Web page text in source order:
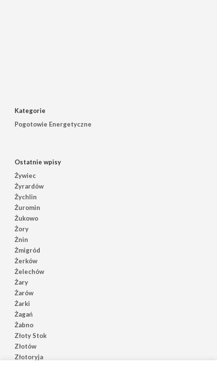
Kategorie
Pogotowie Energetyczne
Ostatnie wpisy
Żywiec
Żyrardów
Żychlin
Żuromin
Żukowo
Żory
Żnin
Żmigród
Żerków
Żelechów
Żary
Żarów
Żarki
Żagań
Żabno
Złoty Stok
Złotów
Złotoryja